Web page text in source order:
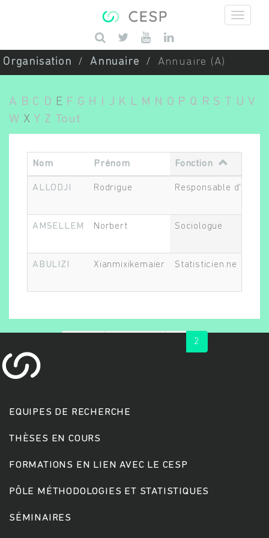
Saisissez vos mots-clés
Organisation Annuaire Annuaire (A)
A B C D E F G H J K L M N O P Q R S T U V
W X Y Z Tout
Nom Prénom Fonction
ALLODJI Rodrigue Responsable
AMSELLEM Norbert Sociologue
ABULIZI Xianmixikemaier Statisticien.ne
2
EQUIPES DE RECHERCHE
THÈSES EN COURS
FORMATIONS EN LIEN AVEC LE CESP
PÔLE MÉTHODOLOGIES ET STATISTIQUES
SÉMINAIRES